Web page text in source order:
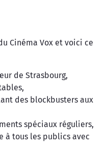
Cinéma Vox et voici ce
de Strasbourg,
des blockbusters aux
spéciaux réguliers,
tous les publics avec